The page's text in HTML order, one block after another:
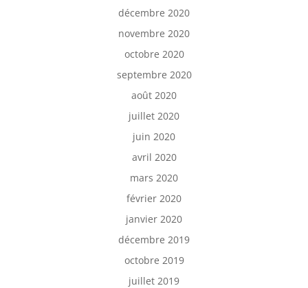
décembre 2020
novembre 2020
octobre 2020
septembre 2020
août 2020
juillet 2020
juin 2020
avril 2020
mars 2020
février 2020
janvier 2020
décembre 2019
octobre 2019
juillet 2019